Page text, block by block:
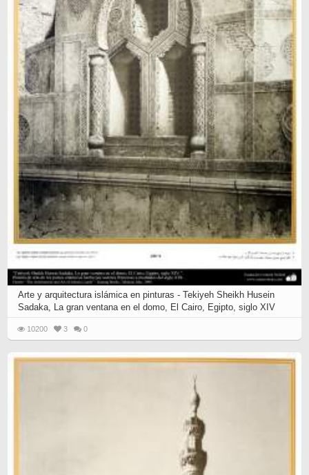
Arte y arquitectura islámica en pinturas - Tekiyeh Sheikh Husein
Sadaka, La gran ventana en el domo, El Cairo, Egipto, siglo XIV
10200 3 0